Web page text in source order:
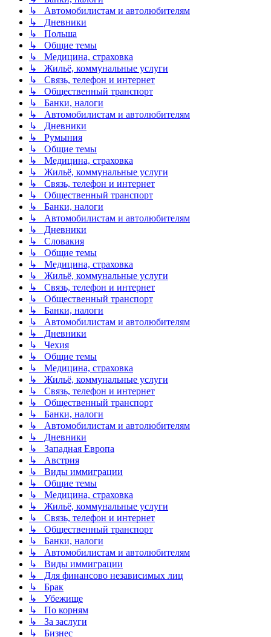
↳ Автомобилистам и автолюбителям
↳ Дневники
↳ Польша
↳ Общие темы
↳ Медицина, страховка
↳ Жильё, коммунальные услуги
↳ Связь, телефон и интернет
↳ Общественный транспорт
↳ Банки, налоги
↳ Автомобилистам и автолюбителям
↳ Дневники
↳ Румыния
↳ Общие темы
↳ Медицина, страховка
↳ Жильё, коммунальные услуги
↳ Связь, телефон и интернет
↳ Общественный транспорт
↳ Банки, налоги
↳ Автомобилистам и автолюбителям
↳ Дневники
↳ Словакия
↳ Общие темы
↳ Медицина, страховка
↳ Жильё, коммунальные услуги
↳ Связь, телефон и интернет
↳ Общественный транспорт
↳ Банки, налоги
↳ Автомобилистам и автолюбителям
↳ Дневники
↳ Чехия
↳ Общие темы
↳ Медицина, страховка
↳ Жильё, коммунальные услуги
↳ Связь, телефон и интернет
↳ Общественный транспорт
↳ Банки, налоги
↳ Автомобилистам и автолюбителям
↳ Дневники
↳ Западная Европа
↳ Австрия
↳ Виды иммиграции
↳ Общие темы
↳ Медицина, страховка
↳ Жильё, коммунальные услуги
↳ Связь, телефон и интернет
↳ Общественный транспорт
↳ Банки, налоги
↳ Автомобилистам и автолюбителям
↳ Виды иммиграции
↳ Для финансово независимых лиц
↳ Брак
↳ Убежище
↳ По корням
↳ За заслуги
↳ Бизнес